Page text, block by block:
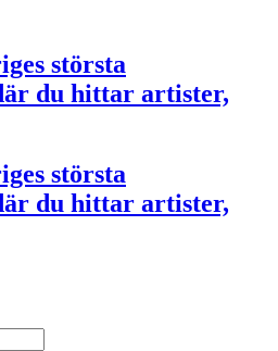
största
du hittar artister,
största
du hittar artister,